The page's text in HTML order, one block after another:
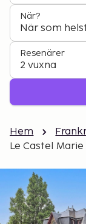
När?
När som
Resenärer
2 vuxna
Hem
Le Castel Marie